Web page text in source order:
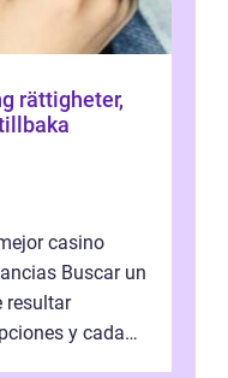
casino
Buscar un
resultar
y cada